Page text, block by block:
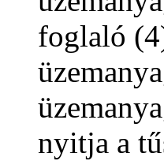
foglaló
nyitja a